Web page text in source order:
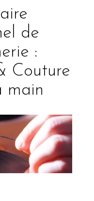
de
:
Couture
main